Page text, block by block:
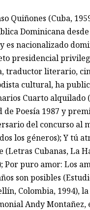
Quiñones (Cuba,
Dominicana desde
es nacionalizado
presidencial
traductor literario,
cultural, ha
Cuarto alquilado
de Poesía 1987 y
del concurso al
los géneros); Y tú
(Letras Cubanas, La
Por puro amor: Los
son posibles
Colombia, 1994),
Andy Montañez,